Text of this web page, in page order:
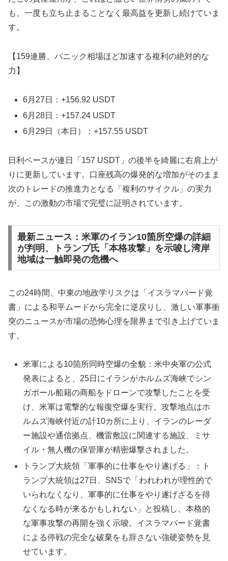
も、一度も立ち止まることなく最高益を更新し続けていま
す。
【159連勝、パニック相場ほど加速する複利の絶対的な
力】
6月27日：+156.92 USDT
6月28日：+157.24 USDT
6月29日（本日）：+157.55 USDT
日利ベースが連日「157 USDT」の後半を綺麗に右肩上が
りに更新しています。口座残高の爆発的な増加がそのまま
次のトレードの推進力となる「複利のサイクル」の実力
が、この激動の市場で完璧に証明されています。
最新ニュース：米軍のイラン10箇所空爆の詳細
が判明、トランプ氏「本格攻撃」を示唆し湾岸
地域は一触即発の危機へ
この24時間、中東の地政学リスクは「イスラマバード覚
書」による和平ムードから完全に逆戻りし、激しい軍事衝
突のニュースが市場の恐怖心理を限界まで引き上げていま
す。
米軍による10箇所同時空爆の全貌：米中央軍の公式
発表によると、25日にイランがホルムズ海峡でシン
ガポール船籍の商船をドローンで攻撃したことを受
け、米軍は電撃的な報復空爆を実行。攻撃地点はホ
ルムズ海峡付近の計10カ所に上り、イランのレーダ
ー施設や通信拠点、機雷敷設に関連する施設、ミサ
イル・無人機の保管庫が精密爆撃されました。
トランプ大統領「軍事的に仕事をやり遂げる」：ト
ランプ大統領は27日、SNSで「われわれが理性的で
いられなくなり、軍事的に仕事をやり遂げざるを得
なくなる時が来るかもしれない」と投稿し、本格的
な軍事攻撃の再開を強く示唆。イスラマバード覚書
による停戦の完全な破棄をも辞さない強硬姿勢を見
せています。